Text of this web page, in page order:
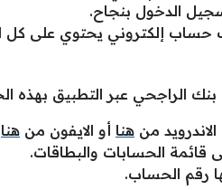
الدخول بنجاح.
إلكتروني يحتوي على كل
الراجحي عبر التطبيق بهذه
من هنا أو الايفون من هنا
الحسابات والبطاقات.
رقم الحساب.